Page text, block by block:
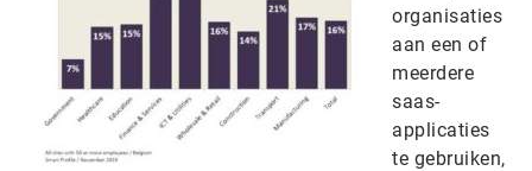
organisaties
aan een of
meerdere
saas-
applicaties
te gebruiken,